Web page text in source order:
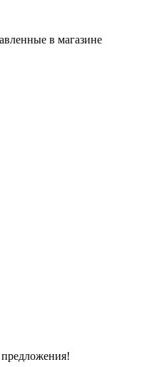
в магазине